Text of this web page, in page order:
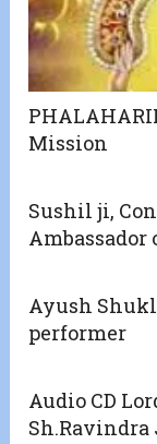
Mission
Sushil ji,
Ambassador
Ayush
performer
Audio CD
Sh.Ravindra